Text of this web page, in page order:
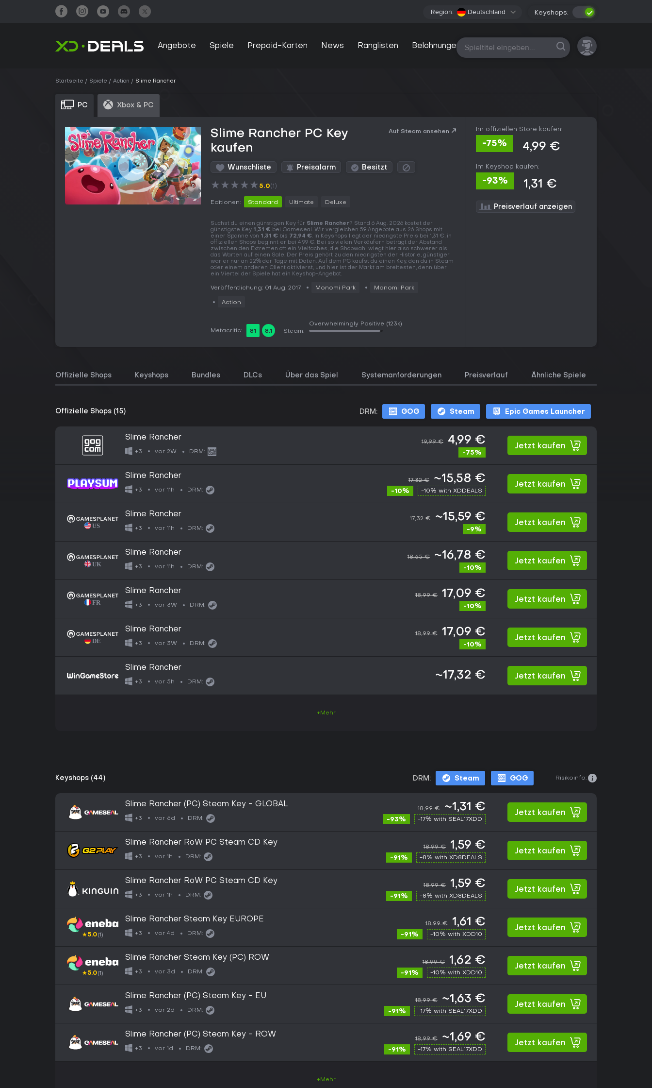
Region: Deutschland Keyshops:
Angebote Spiele Prepaid-Karten News Ranglisten Belohnungen Alle Plattformen
Startseite Spiele Action Slime Rancher
PC Xbox & PC
Slime Rancher PC Key
kaufen
Auf Steam ansehen
Wunschliste Preisalarm Besitzt
★★★★★ 5.0(1)
Editionen: Standard Ultimate Deluxe
Suchst du einen günstigen Key für Slime Rancher? Stand 6 Aug. 2026 kostet der
günstigste Key 1,31 € bei Gameseal. Wir vergleichen 59 Angebote aus 26 Shops mit
einer Spanne von 1,31 € bis 72,94 €. In Keyshops liegt der niedrigste Preis bei 1,31 €, in
offiziellen Shops beginnt er bei 4,99 €. Bei so vielen Verkäufern beträgt der Abstand
zwischen den Extremen oft ein Vielfaches, die Shopwahl wiegt hier also schwerer als
das Warten auf einen Sale. Der Preis gehört zu den niedrigsten der Historie, günstiger
war er nur an 22% der Tage mit Daten. Auf dem PC kaufst du einen Key, den du in Steam
oder einem anderen Client aktivierst, und hier ist der Markt am breitesten, denn über
ein Viertel der Spiele hat ein Keyshop-Angebot.
Veröffentlichung: 01 Aug. 2017 Monomi Park Monomi Park
Action
Metacritic: 81 8.1 Steam:
Overwhelmingly Positive (123k)
Im offiziellen Store kaufen:
-75% 4,99 €
Im Keyshop kaufen:
-93% 1,31 €
Preisverlauf anzeigen
Offizielle Shops Keyshops Bundles DLCs Über das Spiel Systemanforderungen Preisverlauf Ähnliche Spiele
Offizielle Shops (15) DRM: GOG Steam Epic Games Launcher
Slime Rancher
+3 vor 2W DRM:
19,99 € 4,99 €
-75%
Jetzt kaufen
Slime Rancher
+3 vor 11h DRM:
17,32 € ~15,58 €
-10% -10% with XDDEALS
Jetzt kaufen
Slime Rancher
+3 vor 11h DRM:
17,32 € ~15,59 €
-9%
Jetzt kaufen
Slime Rancher
+3 vor 11h DRM:
18,65 € ~16,78 €
-10%
Jetzt kaufen
Slime Rancher
+3 vor 3W DRM:
18,99 € 17,09 €
-10%
Jetzt kaufen
Slime Rancher
+3 vor 3W DRM:
18,99 € 17,09 €
-10%
Jetzt kaufen
Slime Rancher
+3 vor 5h DRM:
~17,32 € Jetzt kaufen
+Mehr
Keyshops (44) DRM: Steam GOG Risikoinfo:
Slime Rancher (PC) Steam Key - GLOBAL
+3 vor 6d DRM:
18,99 € ~1,31 €
-93% -17% with SEAL17XDD
Jetzt kaufen
Slime Rancher RoW PC Steam CD Key
+3 vor 1h DRM:
18,99 € 1,59 €
-91% -8% with XD8DEALS
Jetzt kaufen
Slime Rancher RoW PC Steam CD Key
+3 vor 1h DRM:
18,99 € 1,59 €
-91% -8% with XD8DEALS
Jetzt kaufen
★5.0(1)
Slime Rancher Steam Key EUROPE
+3 vor 4d DRM:
18,99 € 1,61 €
-91% -10% with XDD10
Jetzt kaufen
★5.0(1)
Slime Rancher Steam Key (PC) ROW
+3 vor 3d DRM:
18,99 € 1,62 €
-91% -10% with XDD10
Jetzt kaufen
Slime Rancher (PC) Steam Key - EU
+3 vor 2d DRM:
18,99 € ~1,63 €
-91% -17% with SEAL17XDD
Jetzt kaufen
Slime Rancher (PC) Steam Key - ROW
+3 vor 1d DRM:
18,99 € ~1,69 €
-91% -17% with SEAL17XDD
Jetzt kaufen
+Mehr